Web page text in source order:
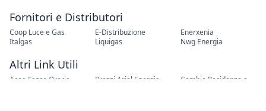
Fornitori e Distributori
Coop Luce e Gas E-Distribuzione
Enerxenia
Italgas
Liquigas Nwg Energia
Altri Link Utili
Acea Fasce Orarie Prezzi Ariel Energia
Cambio Residenza a